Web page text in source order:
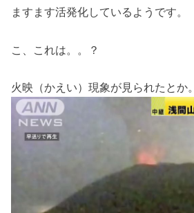
ますます活発化しているようです。
こ、これは。。？
火映（かえい）現象が見られたとか。